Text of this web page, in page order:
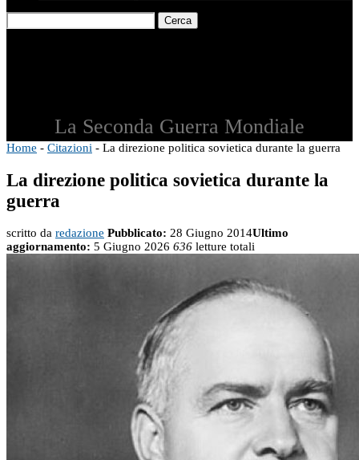
Cerca
La Seconda Guerra Mondiale
Home - Citazioni - La direzione politica sovietica durante la guerra
La direzione politica sovietica durante la
guerra
scritto da redazione Pubblicato: 28 Giugno 2014Ultimo
aggiornamento: 5 Giugno 2026 636 letture totali